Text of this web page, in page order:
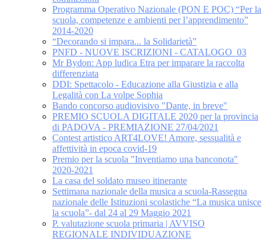
Programma Operativo Nazionale (PON E POC) “Per la
scuola, competenze e ambienti per l’apprendimento”
2014-2020
“Decorando si impara... la Solidarietà”
PNFD - NUOVE ISCRIZIONI - CATALOGO_03
Mr Bydon: App ludica Etra per imparare la raccolta
differenziata
DDI: Spettacolo - Educazione alla Giustizia e alla
Legalità con La volpe Sophia
Bando concorso audiovisivo "Dante, in breve"
PREMIO SCUOLA DIGITALE 2020 per la provincia
di PADOVA - PREMIAZIONE 27/04/2021
Contest artistico ART4LOVE! Amore, sessualità e
affettività in epoca covid-19
Premio per la scuola "Inventiamo una banconota"
2020-2021
La casa del soldato museo itinerante
Settimana nazionale della musica a scuola-Rassegna
nazionale delle Istituzioni scolastiche “La musica unisce
la scuola”- dal 24 al 29 Maggio 2021
P. valutazione scuola primaria | AVVISO
REGIONALE INDIVIDUAZIONE